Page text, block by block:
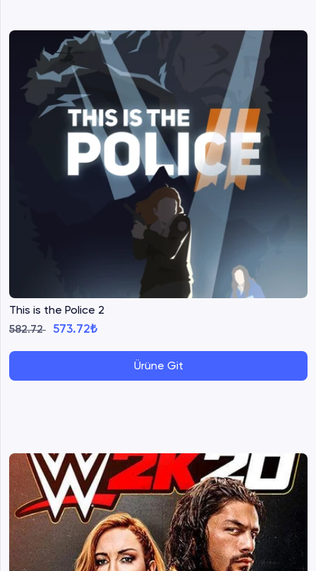
This is the Police 2
582.72 573.72₺
Ürüne Git